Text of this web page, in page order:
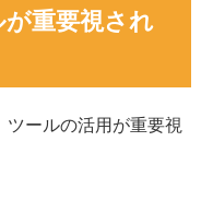
重要視され
ールの活用が重要視